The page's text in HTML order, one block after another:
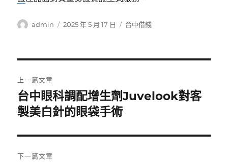
作
admin
發
2025 年 5 月 17 日
分
台中借錢
章
導
覽
上一篇文章
上
一
文
章:
台中眼科調配增生劑Juvelook對客
製美白針的眼袋手術
下一篇文章